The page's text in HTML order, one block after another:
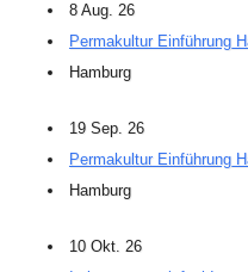
8 Aug. 26
Permakultur Einführung
Hamburg
19 Sep. 26
Permakultur Einführung
Hamburg
10 Okt. 26